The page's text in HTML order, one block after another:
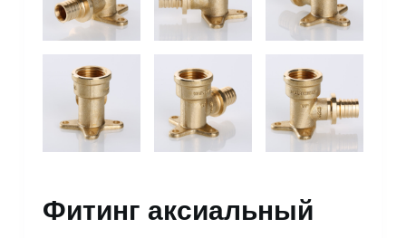
Фитинг аксиальный